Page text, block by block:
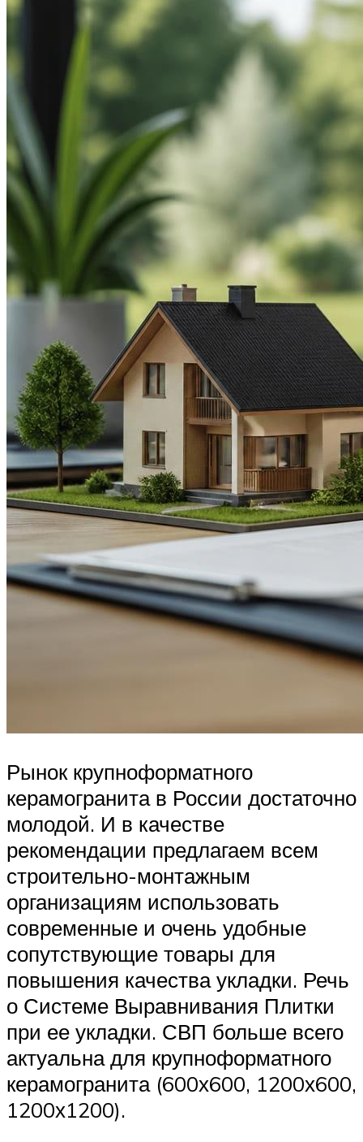
Рынок крупноформатного
керамогранита в России достаточно
молодой. И в качестве
рекомендации предлагаем всем
строительно-монтажным
организациям использовать
современные и очень удобные
сопутствующие товары для
повышения качества укладки. Речь
о Системе Выравнивания Плитки
при ее укладки. СВП больше всего
актуальна для крупноформатного
керамогранита (600х600, 1200х600,
1200х1200).